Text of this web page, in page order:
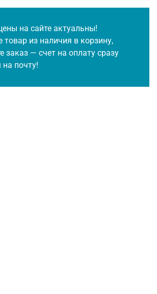
на сайте актуальны!
товар из наличия в корзину,
заказ — счет на оплату сразу
почту!